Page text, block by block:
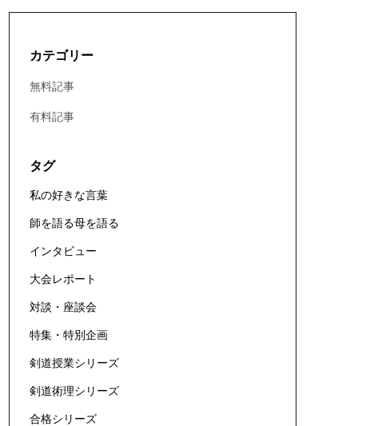
カテゴリー
無料記事
有料記事
タグ
私の好きな言葉
師を語る母を語る
インタビュー
大会レポート
対談・座談会
特集・特別企画
剣道授業シリーズ
剣道術理シリーズ
合格シリーズ